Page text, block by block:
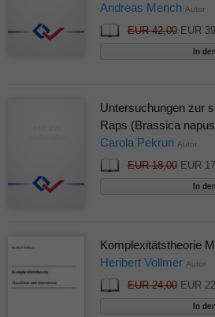
Andreas Mench Autor
EUR 42,00EUR
Untersuchungen zur
Raps (Brassica
Carola Pekrun Autor
EUR 18,00EUR
Komplexitätstheorie
Heribert Vollmer Autor
EUR 24,00EUR